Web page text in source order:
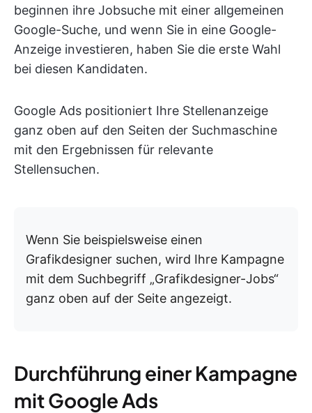
beginnen ihre Jobsuche mit einer allgemeinen
Google-Suche, und wenn Sie in eine Google-
Anzeige investieren, haben Sie die erste Wahl
bei diesen Kandidaten.
Google Ads positioniert Ihre Stellenanzeige
ganz oben auf den Seiten der Suchmaschine
mit den Ergebnissen für relevante
Stellensuchen.
Wenn Sie beispielsweise einen
Grafikdesigner suchen, wird Ihre Kampagne
mit dem Suchbegriff „Grafikdesigner-Jobs“
ganz oben auf der Seite angezeigt.
Durchführung einer Kampagne
mit Google Ads